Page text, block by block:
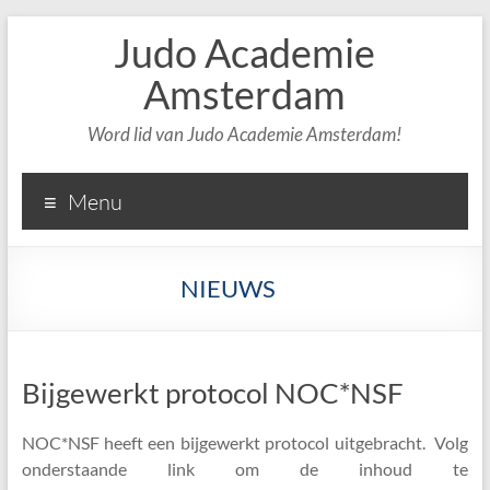
Judo Academie
Amsterdam
Word lid van Judo Academie Amsterdam!
Menu
NIEUWS
Bijgewerkt protocol NOC*NSF
NOC*NSF heeft een bijgewerkt protocol uitgebracht. Volg
onderstaande link om de inhoud te